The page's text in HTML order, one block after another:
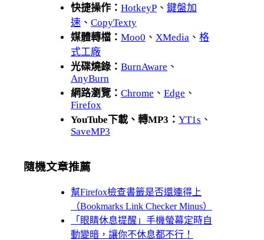
快捷操作： HotkeyP 、 鍵盤加
速 、 CopyTexty
媒體轉檔： Moo0 、 XMedia 、 格
式工廠
光碟燒錄： BurnAware 、
AnyBurn
網路瀏覽： Chrome 、 Edge 、
Firefox
YouTube下載、轉MP3： YT1s 、
SaveMP3
隨機文章推薦
幫Firefox檢查書籤是否還連得上
（Bookmarks Link Checker Minus）
「眼睛休息提醒」手機螢幕定時自
動變暗，讓你不休息都不行！